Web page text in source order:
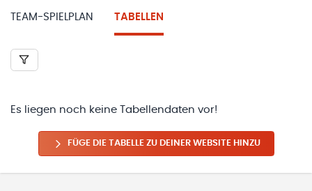
TEAM-SPIELPLAN TABELLEN
Es liegen noch keine Tabellendaten vor!
FÜGE DIE TABELLE ZU DEINER WEBSITE HINZU